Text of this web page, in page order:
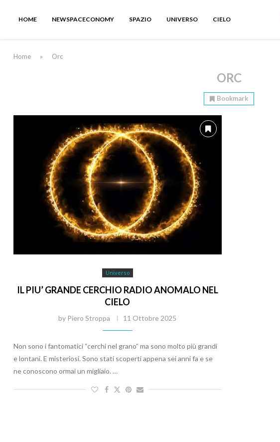
HOME NEWSPACECONOMY SPAZIO UNIVERSO CIELO
Home » Orc
ORC
Bookmark
Universo
IL PIU’ GRANDE CERCHIO RADIO ANOMALO NEL
CIELO
by Piero Stroppa 11 Ottobre 2025
Non sono i fantomatici “cerchi nel grano” ma sono molto più grandi
e lontani. E misteriosi. Sono stati scoperti appena sei anni fa e se
ne conoscono ormai un migliaio. …